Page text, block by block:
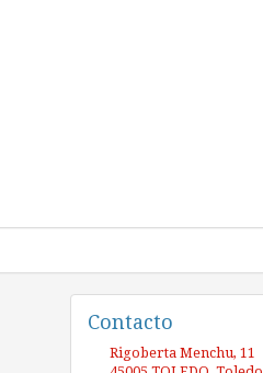
Contacto
Rigoberta Menchu, 11